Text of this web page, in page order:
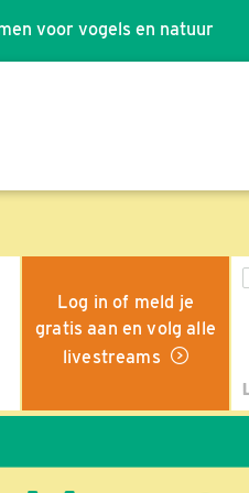
voor vogels en natuur
Log in of meld je
gratis aan en volg alle
livestreams